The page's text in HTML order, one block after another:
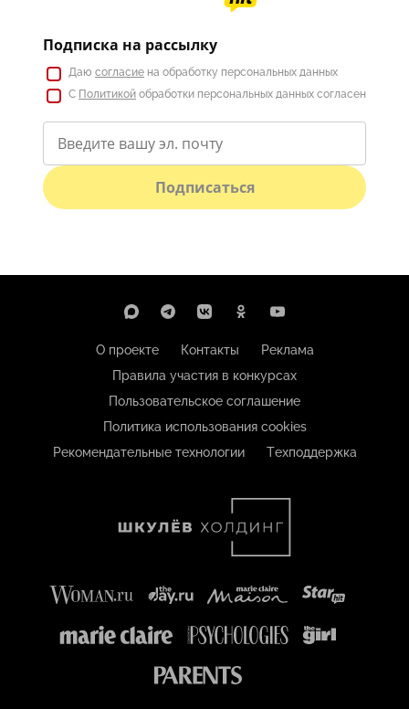
Подписка на рассылку
Даю согласие на обработку персональных данных
С Политикой обработки персональных данных согласен
Подписаться
О проекте Контакты
Реклама
Правила участия в конкурсах
Пользовательское соглашение
Политика использования cookies
Рекомендательные технологии
Техподдержка